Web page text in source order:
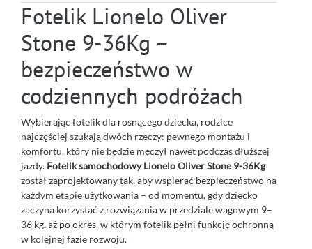
Fotelik Lionelo Oliver
Stone 9-36Kg –
bezpieczeństwo w
codziennych podróżach
Wybierając fotelik dla rosnącego dziecka, rodzice
najczęściej szukają dwóch rzeczy: pewnego montażu i
komfortu, który nie będzie męczył nawet podczas dłuższej
jazdy. Fotelik samochodowy Lionelo Oliver Stone 9-36Kg
został zaprojektowany tak, aby wspierać bezpieczeństwo na
każdym etapie użytkowania – od momentu, gdy dziecko
zaczyna korzystać z rozwiązania w przedziale wagowym 9–
36 kg, aż po okres, w którym fotelik pełni funkcję ochronną
w kolejnej fazie rozwoju.